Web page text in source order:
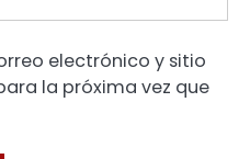
electrónico y sitio
la próxima vez que